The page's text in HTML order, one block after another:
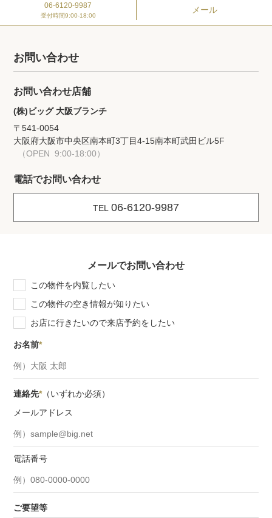
06-6120-9987
受付時間9:00-18:00
メール
お問い合わせ
お問い合わせ店舗
(株)ビッグ 大阪ブランチ
〒541-0054
大阪府大阪市中央区南本町3丁目4-15南本町武田ビル5F
（OPEN 9:00-18:00）
電話でお問い合わせ
TEL 06-6120-9987
メールでお問い合わせ
この物件を内覧したい
この物件の空き情報が知りたい
お店に行きたいので来店予約をしたい
お名前*
連絡先*（いずれか必須）
メールアドレス
電話番号
ご要望等